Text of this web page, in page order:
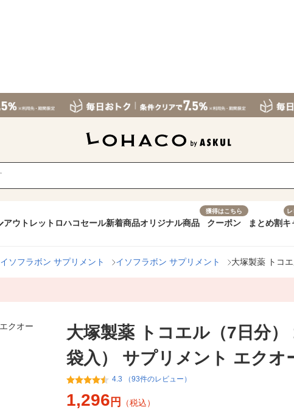
アウトレット ロハコセール新着商品オリジナル商品
獲得はこちら
クーポン まとめ割キ
イソフラボン サプリメント イソフラボン サプリメント 大塚製薬 トコ
大塚製薬 トコエル（7日分）
袋入） サプリメント エクオ
4.3 （93件のレビュー）
1,296 円 （税込）